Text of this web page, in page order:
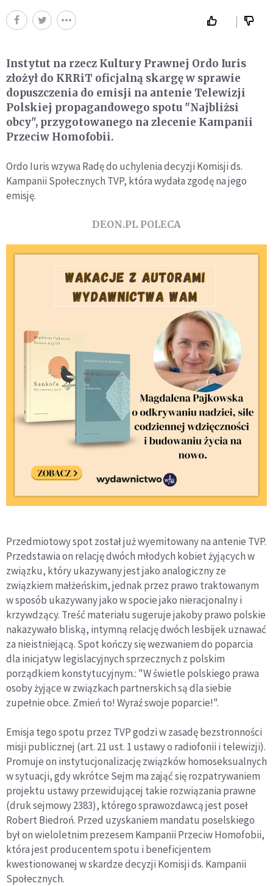
Instytut na rzecz Kultury Prawnej Ordo Iuris
złożył do KRRiT oficjalną skargę w sprawie
dopuszczenia do emisji na antenie Telewizji
Polskiej propagandowego spotu "Najbliżsi
obcy", przygotowanego na zlecenie Kampanii
Przeciw Homofobii.
Ordo Iuris wzywa Radę do uchylenia decyzji Komisji ds.
Kampanii Społecznych TVP, która wydała zgodę na jego
emisję.
DEON.PL POLECA
Przedmiotowy spot został już wyemitowany na antenie TVP.
Przedstawia on relację dwóch młodych kobiet żyjących w
związku, który ukazywany jest jako analogiczny ze
związkiem małżeńskim, jednak przez prawo traktowanym
w sposób ukazywany jako w spocie jako nieracjonalny i
krzywdzący. Treść materiału sugeruje jakoby prawo polskie
nakazywało bliską, intymną relację dwóch lesbijek uznawać
za nieistniejącą. Spot kończy się wezwaniem do poparcia
dla inicjatyw legislacyjnych sprzecznych z polskim
porządkiem konstytucyjnym.: "W świetle polskiego prawa
osoby żyjące w związkach partnerskich są dla siebie
zupełnie obce. Zmień to! Wyraź swoje poparcie!".
Emisja tego spotu przez TVP godzi w zasadę bezstronności
misji publicznej (art. 21 ust. 1 ustawy o radiofonii i telewizji).
Promuje on instytucjonalizację związków homoseksualnych
w sytuacji, gdy wkrótce Sejm ma zająć się rozpatrywaniem
projektu ustawy przewidującej takie rozwiązania prawne
(druk sejmowy 2383), którego sprawozdawcą jest poseł
Robert Biedroń. Przed uzyskaniem mandatu poselskiego
był on wieloletnim prezesem Kampanii Przeciw Homofobii,
która jest producentem spotu i beneficjentem
kwestionowanej w skardze decyzji Komisji ds. Kampanii
Społecznych.